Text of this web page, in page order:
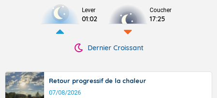
Lever
01:02
Coucher
17:25
Dernier Croissant
Retour progressif de la chaleur
07/08/2026